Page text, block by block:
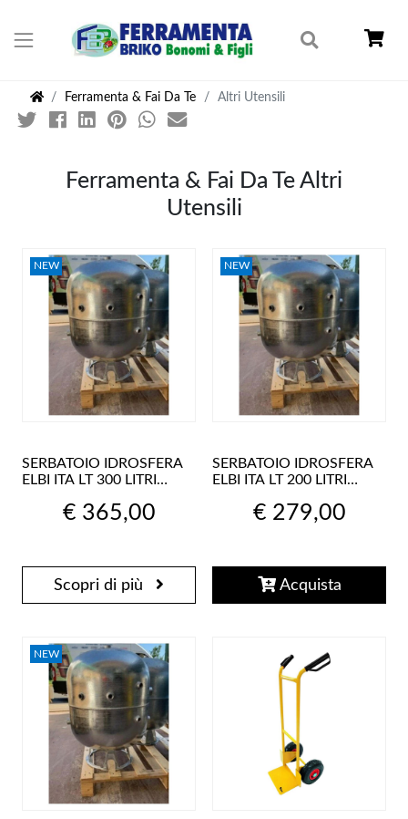
Ferramenta & Fai Da Te Altri Utensili
Ferramenta & Fai Da Te Altri
Utensili
NEW
SERBATOIO IDROSFERA
ELBI ITA LT 300 LITRI
AUTOCLAVE SFERA
€ 365,00
Scopri di più
NEW
SERBATOIO IDROSFERA
ELBI ITA LT 200 LITRI
AUTOCLAVE SFERA
€ 279,00
Acquista
NEW